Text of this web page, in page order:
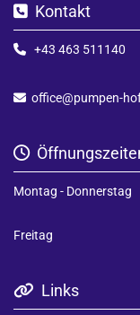
 Kontakt
 +43 463 511140
 office@pumpen-

Montag - Donnerstag
Freitag
 Links